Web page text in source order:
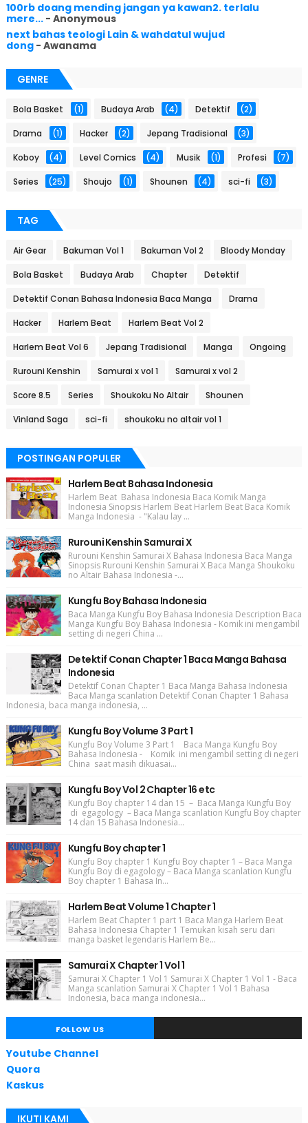
100rb doang mending jangan ya kawan2. terlalu
mere...- Anonymous
next bahas teologi Lain & wahdatul wujud
dong- Awanama
GENRE
Bola Basket (1) Budaya Arab (4) Detektif (2)
Drama (1) Hacker (2) Jepang Tradisional (3)
Koboy (4) Level Comics (4) Musik (1) Profesi (7)
Series (25) Shoujo (1) Shounen (4) sci-fi (3)
TAG
Air Gear Bakuman Vol 1 Bakuman Vol 2 Bloody Monday
Bola Basket Budaya Arab Chapter Detektif
Detektif Conan Bahasa Indonesia Baca Manga Drama
Hacker Harlem Beat Harlem Beat Vol 2
Harlem Beat Vol 6 Jepang Tradisional Manga Ongoing
Rurouni Kenshin Samurai x vol 1 Samurai x vol 2
Score 8.5 Series Shoukoku No Altair Shounen
Vinland Saga sci-fi shoukoku no altair vol 1
POSTINGAN POPULER
Harlem Beat Bahasa Indonesia
Harlem Beat Bahasa Indonesia Baca Komik Manga
Indonesia Sinopsis Harlem Beat Harlem Beat Baca Komik
Manga Indonesia - "Kalau lay ...
Rurouni Kenshin Samurai X
Rurouni Kenshin Samurai X Bahasa Indonesia Baca Manga
Sinopsis Rurouni Kenshin Samurai X Baca Manga Shoukoku
no Altair Bahasa Indonesia -...
Kungfu Boy Bahasa Indonesia
Baca Manga Kungfu Boy Bahasa Indonesia Description Baca
Manga Kungfu Boy Bahasa Indonesia - Komik ini mengambil
setting di negeri China ...
Detektif Conan Chapter 1 Baca Manga Bahasa
Indonesia
Detektif Conan Chapter 1 Baca Manga Bahasa Indonesia
Baca Manga scanlation Detektif Conan Chapter 1 Bahasa
Indonesia, baca manga indonesia, ...
Kungfu Boy Volume 3 Part 1
Kungfu Boy Volume 3 Part 1 Baca Manga Kungfu Boy
Bahasa Indonesia - Komik ini mengambil setting di negeri
China saat masih dikuasai...
Kungfu Boy Vol 2 Chapter 16 etc
Kungfu Boy chapter 14 dan 15 – Baca Manga Kungfu Boy
di egagology – Baca Manga scanlation Kungfu Boy chapter
14 dan 15 Bahasa Indonesia...
Kungfu Boy chapter 1
Kungfu Boy chapter 1 Kungfu Boy chapter 1 – Baca Manga
Kungfu Boy di egagology – Baca Manga scanlation Kungfu
Boy chapter 1 Bahasa In...
Harlem Beat Volume 1 Chapter 1
Harlem Beat Chapter 1 part 1 Baca Manga Harlem Beat
Bahasa Indonesia Chapter 1 Temukan kisah seru dari
manga basket legendaris Harlem Be...
Samurai X Chapter 1 Vol 1
Samurai X Chapter 1 Vol 1 Samurai X Chapter 1 Vol 1 - Baca
Manga scanlation Samurai X Chapter 1 Vol 1 Bahasa
Indonesia, baca manga indonesia...
FOLLOW US
Youtube Channel
Quora
Kaskus
IKUTI KAMI